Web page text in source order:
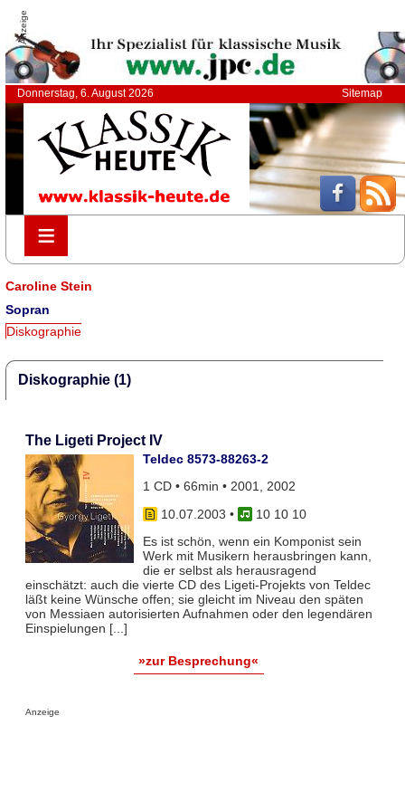
Anzeige
Donnerstag, 6. August 2026 Sitemap
≡
≡
Caroline Stein
Sopran
Diskographie
Diskographie (1)
The Ligeti Project IV
Teldec 8573-88263-2
1 CD • 66min • 2001, 2002
10.07.2003 •
10 10 10
Es ist schön, wenn ein Komponist sein
Werk mit Musikern herausbringen kann,
die er selbst als herausragend
einschätzt: auch die vierte CD des Ligeti-Projekts von Teldec
läßt keine Wünsche offen; sie gleicht im Niveau den späten
von Messiaen autorisierten Aufnahmen oder den legendären
Einspielungen [...]
»zur Besprechung«
Anzeige